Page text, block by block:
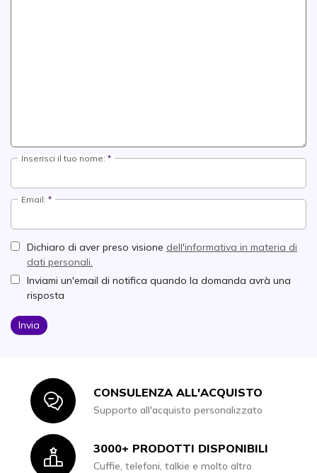
Inserisci il tuo nome:
Email:
Dichiaro di aver preso visione dell'informativa in materia di
dati personali.
Inviami un'email di notifica quando la domanda avrà una
risposta
Invia
IconCONSULENZA ALL'ACQUISTO
Supporto all'acquisto personalizzato
Icon3000+ PRODOTTI DISPONIBILI
Cuffie, telefoni, talkie e molto altro